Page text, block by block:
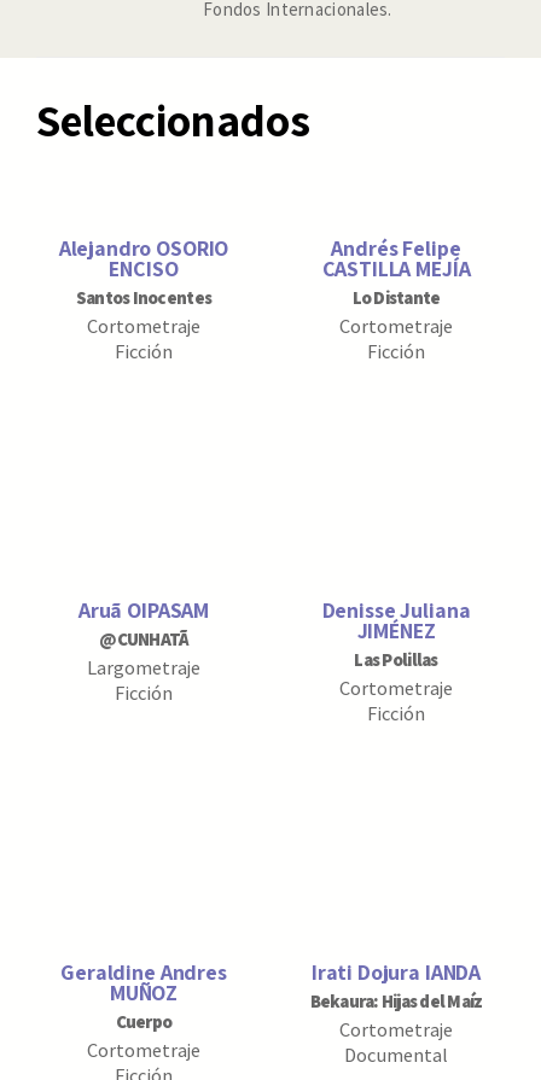
Fondos Internacionales.
Seleccionados
Alejandro OSORIO
ENCISO
Santos Inocentes
Cortometraje
Ficción
Andrés Felipe
CASTILLA MEJÍA
Lo Distante
Cortometraje
Ficción
Aruã OIPASAM
@CUNHATÃ
Largometraje
Ficción
Denisse Juliana
JIMÉNEZ
Las Polillas
Cortometraje
Ficción
Geraldine Andres
MUÑOZ
Cuerpo
Cortometraje
Ficción
Irati Dojura IANDA
Bekaura: Hijas del Maíz
Cortometraje
Documental